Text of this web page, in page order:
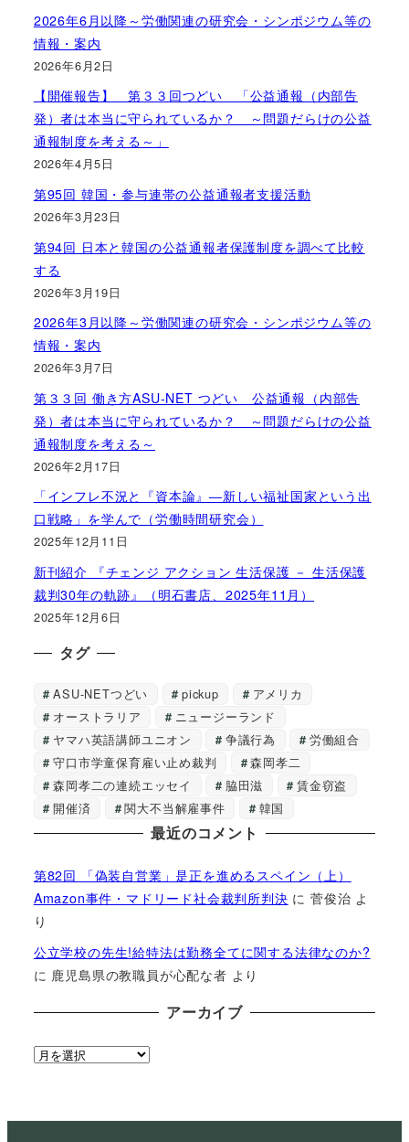
2026年6月以降～労働関連の研究会・シンポジウム等の
情報・案内
2026年6月2日
【開催報告】 第３３回つどい 「公益通報（内部告
発）者は本当に守られているか？ ～問題だらけの公益
通報制度を考える～」
2026年4月5日
第95回 韓国・参与連帯の公益通報者支援活動
2026年3月23日
第94回 日本と韓国の公益通報者保護制度を調べて比較
する
2026年3月19日
2026年3月以降～労働関連の研究会・シンポジウム等の
情報・案内
2026年3月7日
第３３回 働き方ASU-NET つどい 公益通報（内部告
発）者は本当に守られているか？ ～問題だらけの公益
通報制度を考える～
2026年2月17日
「インフレ不況と『資本論』―新しい福祉国家という出
口戦略」を学んで（労働時間研究会）
2025年12月11日
新刊紹介 『チェンジ アクション 生活保護 － 生活保護
裁判30年の軌跡』（明石書店、2025年11月）
2025年12月6日
タグ
ASU-NETつどい pickup
アメリカ
オーストラリア
ニュージーランド
ヤマハ英語講師ユニオン
争議行為
労働組合
守口市学童保育雇い止め裁判
森岡孝二
森岡孝二の連続エッセイ
脇田滋
賃金窃盗
開催済
関大不当解雇事件 韓国
最近のコメント
第82回 「偽装自営業」是正を進めるスペイン（上）
Amazon事件・マドリード社会裁判所判決 に菅俊治 よ
り
公立学校の先生!給特法は勤務全てに関する法律なのか?
に 鹿児島県の教職員が心配な者 より
アーカイブ
ア
イ